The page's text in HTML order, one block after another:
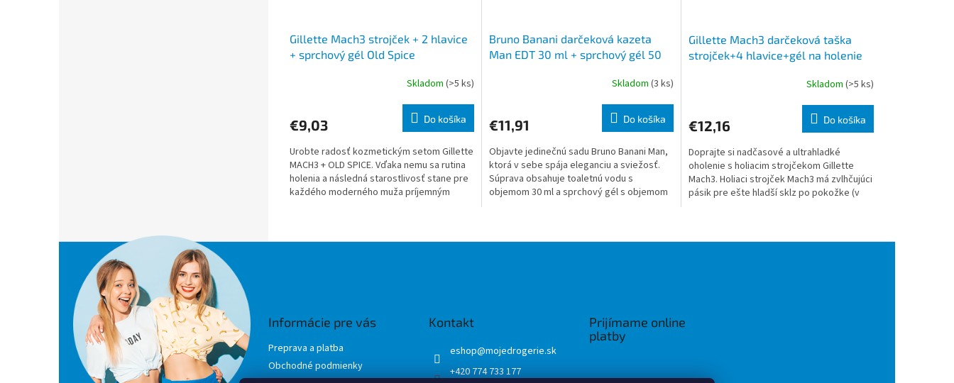
Gillette Mach3 strojček + 2 hlavice
+ sprchový gél Old Spice
Skladom (>5 ks)
€9,03 Do košíka
Urobte radosť kozmetickým setom Gillette
MACH3 + OLD SPICE. Vďaka nemu sa rutina
holenia a následná starostlivosť stane pre
každého moderného muža príjemným
Bruno Banani darčeková kazeta
Man EDT 30 ml + sprchový gél 50
Skladom (3 ks)
€11,91 Do košíka
Objavte jedinečnú sadu Bruno Banani Man,
ktorá v sebe spája eleganciu a sviežosť.
Súprava obsahuje toaletnú vodu s
objemom 30 ml a sprchový gél s objemom
Gillette Mach3 darčeková taška
strojček+4 hlavice+gél na holenie
Skladom (>5 ks)
€12,16 Do košíka
Doprajte si nadčasové a ultrahladké
oholenie s holiacim strojčekom Gillette
Mach3. Holiaci strojček Mach3 má zvlhčujúci
pásik pre ešte hladší sklz po pokožke (v
v
v
Informácie pre vás
Preprava a platba
Obchodné podmienky
Kontakt
eshop@mojedrogerie.sk
+420 774 733 177
Prijímame online
platby